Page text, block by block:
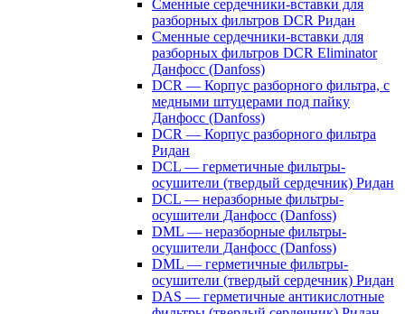
Сменные сердечники-вставки для
разборных фильтров DCR Ридан
Сменные сердечники-вставки для
разборных фильтров DCR Eliminator
Данфосс (Danfoss)
DCR — Корпус разборного фильтра, с
медными штуцерами под пайку
Данфосс (Danfoss)
DCR — Корпус разборного фильтра
Ридан
DCL — герметичные фильтры-
осушители (твердый сердечник) Ридан
DCL — неразборные фильтры-
осушители Данфосс (Danfoss)
DML — неразборные фильтры-
осушители Данфосс (Danfoss)
DML — герметичные фильтры-
осушители (твердый сердечник) Ридан
DAS — герметичные антикислотные